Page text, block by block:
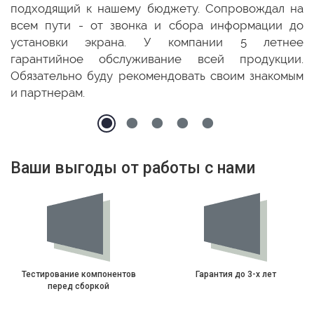
подходящий к нашему бюджету. Сопровождал на
всем пути - от звонка и сбора информации до
установки экрана. У компании 5 летнее
гарантийное обслуживание всей продукции.
Обязательно буду рекомендовать своим знакомым
и партнерам.
Ваши выгоды от работы с нами
Тестирование компонентов
перед сборкой
Гарантия до 3-х лет